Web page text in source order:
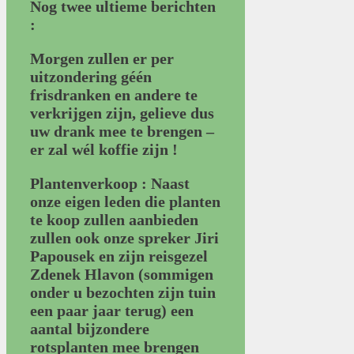
Nog twee ultieme berichten
:
Morgen zullen er per
uitzondering géén
frisdranken en andere te
verkrijgen zijn, gelieve dus
uw drank mee te brengen –
er zal wél koffie zijn !
Plantenverkoop : Naast
onze eigen leden die planten
te koop zullen aanbieden
zullen ook onze spreker Jiri
Papousek en zijn reisgezel
Zdenek Hlavon (sommigen
onder u bezochten zijn tuin
een paar jaar terug) een
aantal bijzondere
rotsplanten mee brengen